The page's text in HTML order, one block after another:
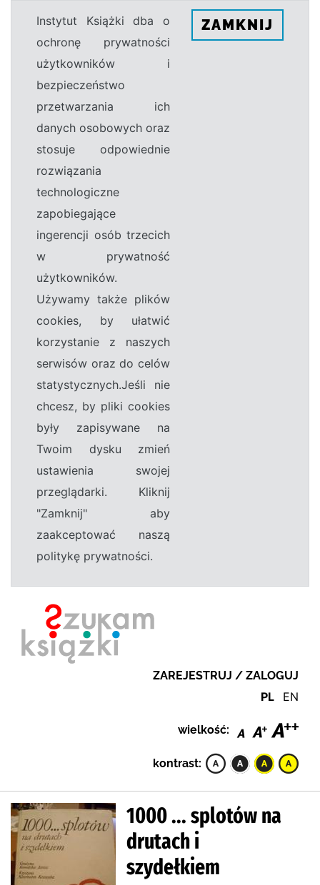
Instytut Książki dba o
ochronę prywatności
użytkowników i
bezpieczeństwo
przetwarzania ich
danych osobowych oraz
stosuje odpowiednie
rozwiązania
technologiczne
zapobiegające
ingerencji osób trzecich
w prywatność
użytkowników.
Używamy także plików
cookies, by ułatwić
korzystanie z naszych
serwisów oraz do celów
statystycznych.Jeśli nie
chcesz, by pliki cookies
były zapisywane na
Twoim dysku zmień
ustawienia swojej
przeglądarki. Kliknij
"Zamknij" aby
zaakceptować naszą
politykę prywatności.
ZAMKNIJ
ZAREJESTRUJ / ZALOGUJ
PL EN
wielkość:
kontrast:
1000 ... splotów na
drutach i
szydełkiem